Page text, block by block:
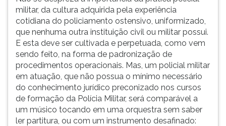
militar, da cultura adquirida pela experiência
cotidiana do policiamento ostensivo, uniformizado,
que nenhuma outra instituição civil ou militar possui.
E esta deve ser cultivada e perpetuada, como vem
sendo feito, na forma de padronização de
procedimentos operacionais. Mas, um policial militar
em atuação, que não possua o mínimo necessário
do conhecimento jurídico preconizado nos cursos
de formação da Polícia Militar, será comparável a
um músico tocando em uma orquestra sem saber
ler partitura, ou com um instrumento desafinado: